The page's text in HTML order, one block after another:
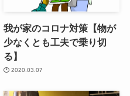
我が家のコロナ対策【物が
少なくとも工夫で乗り切
る】
2020.03.07